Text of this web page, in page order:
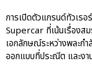
การเปิดตัวแกรนด์ทัวเร
Supercar ที่เน้นเรื่องส
เอกลักษณ์ระหว่างพละก
ออกแบบที่ประณีต และง